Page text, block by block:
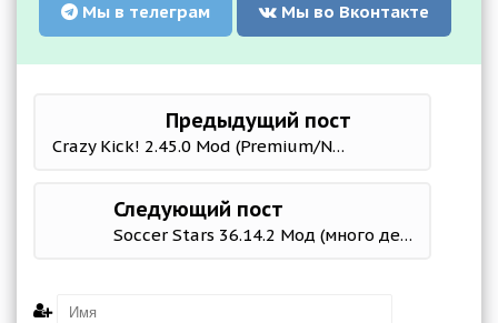
Мы в телеграм Мы во Вконтакте
Предыдущий пост
Crazy Kick! 2.45.0 Mod (Premium/No ads/All Skins Unlocked)
Следующий пост
Soccer Stars 36.14.2 Мод (много денег)